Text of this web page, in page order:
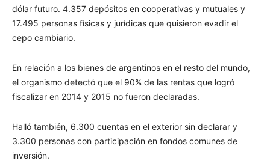
dólar futuro. 4.357 depósitos en cooperativas y mutuales y
17.495 personas físicas y jurídicas que quisieron evadir el
cepo cambiario.
En relación a los bienes de argentinos en el resto del mundo,
el organismo detectó que el 90% de las rentas que logró
fiscalizar en 2014 y 2015 no fueron declaradas.
Halló también, 6.300 cuentas en el exterior sin declarar y
3.300 personas con participación en fondos comunes de
inversión.